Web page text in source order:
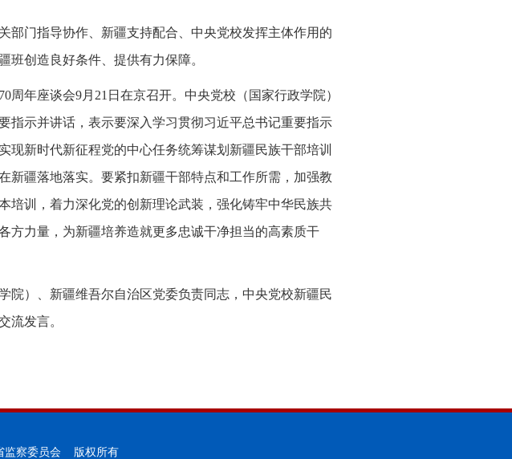
部门指导协作、新疆支持配合、中央党校发挥主体作用的
班创造良好条件、提供有力保障。
周年座谈会9月21日在京召开。中央党校（国家行政学院）
指示并讲话，表示要深入学习贯彻习近平总书记重要指示
现新时代新征程党的中心任务统筹谋划新疆民族干部培训
新疆落地落实。要紧扣新疆干部特点和工作所需，加强教
培训，着力深化党的创新理论武装，强化铸牢中华民族共
方力量，为新疆培养造就更多忠诚干净担当的高素质干
院）、新疆维吾尔自治区党委负责同志，中央党校新疆民
流发言。
监察委员会 版权所有